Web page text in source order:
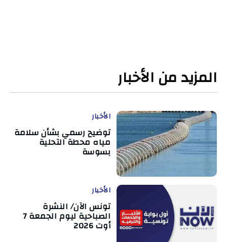
المزيد من الأخبار
الأخبار
توضيح رسمي بشأن سلامة
مياه محطة التحلية
بسوسة
الأخبار
تونس الآن/ النشرة
الصباحية ليوم الجمعة 7
أوت 2026